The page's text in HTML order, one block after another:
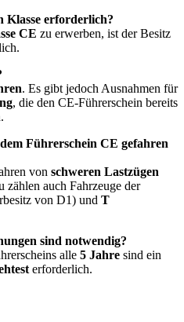
Klasse erforderlich?
CE zu erwerben, ist der Besitz
. Es gibt jedoch Ausnahmen für
, die den CE-Führerschein bereits
Führerschein CE gefahren
von schweren Lastzügen
zählen auch Fahrzeuge der
von D1) und T
sind notwendig?
alle 5 Jahre sind ein
erforderlich.